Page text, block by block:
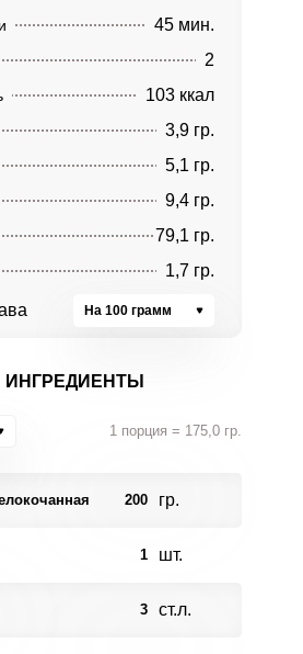
45 мин.
2
103 ккал
3,9 гр.
5,1 гр.
9,4 гр.
79,1 гр.
1,7 гр.
На 100 грамм
ИНГРЕДИЕНТЫ
1 порция = 175,0 гр.
200 гр.
1 шт.
3 ст.л.